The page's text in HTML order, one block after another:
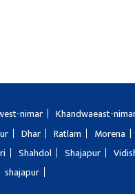
nimar Khandwaeast-
Dhar Ratlam Morena
Shahdol Shajapur
shajapur